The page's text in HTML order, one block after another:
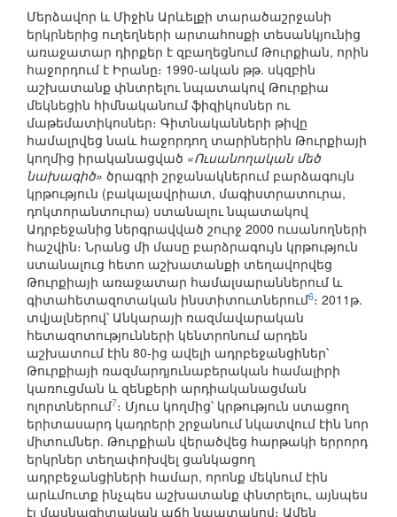
Մերձավոր և Միջին Արևելքի տարածաշրջանի
երկրներից ուղեղների արտահոսքի տեսանկյունից
առաջատար դիրքեր է զբաղեցնում Թուրքիան, որին
հաջորդում է Իրանը։ 1990-ական թթ. սկզբին
աշխատանք փնտրելու նպատակով Թուրքիա
մեկնեցին հիմնականում ֆիզիկոսներ ու
մաթեմատիկոսներ։ Գիտնականների թիվը
համալրվեց նաև հաջորդող տարիներին Թուրքիայի
կողմից իրականացված «Ուսանողական մեծ
նախագիծ» ծրագրի շրջանակներում բարձագույն
կրթություն (բակալավրիատ, մագիստրատուրա,
դոկտորանտուրա) ստանալու նպատակով
Ադրբեջանից ներգրավված շուրջ 2000 ուսանողների
հաշվին։ Նրանց մի մասը բարձրագույն կրթություն
ստանալուց հետո աշխատանքի տեղավորվեց
Թուրքիայի առաջատար համալսարաններում և
գիտահետազոտական ինստիտուտներում6։ 2011թ.
տվյալներով՝ Անկարայի ռազմավարական
հետազոտությունների կենտրոնում արդեն
աշխատում էին 80-ից ավելի ադրբեջանցիներ՝
Թուրքիայի ռազմարդյունաբերական համալիրի
կառուցման և զենքերի արդիականացման
ոլորտներում7։ Մյուս կողմից՝ կրթություն ստացող
երիտասարդ կադրերի շրջանում նկատվում էին նոր
միտումներ. Թուրքիան վերածվեց հարթակի երրորդ
երկրներ տեղափոխվել ցանկացող
ադրբեջանցիների համար, որոնք մեկնում էին
արևմուտք ինչպես աշխատանք փնտրելու, այնպես
էլ մասնագիտական աճի նպատակով։ Ամեն